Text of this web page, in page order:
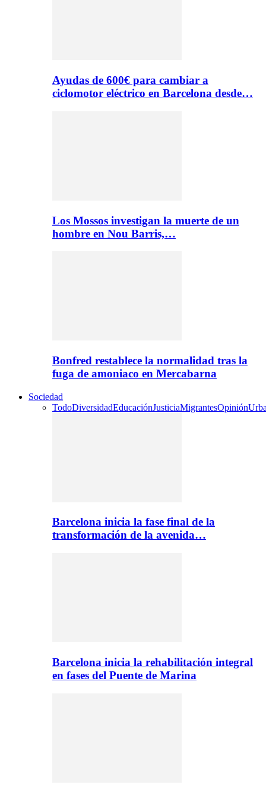
Ayudas de 600€ para cambiar a
ciclomotor eléctrico en Barcelona desde…
Los Mossos investigan la muerte de un
hombre en Nou Barris,…
Bonfred restablece la normalidad tras la
fuga de amoniaco en Mercabarna
Sociedad
TodoDiversidadEducaciónJusticiaMigrantesOpinión
Barcelona inicia la fase final de la
transformación de la avenida…
Barcelona inicia la rehabilitación integral
en fases del Puente de Marina